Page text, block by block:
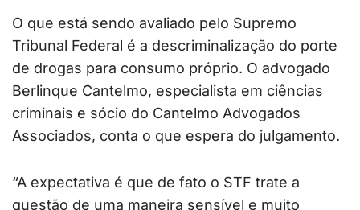
O que está sendo avaliado pelo Supremo
Tribunal Federal é a descriminalização do porte
de drogas para consumo próprio. O advogado
Berlinque Cantelmo, especialista em ciências
criminais e sócio do Cantelmo Advogados
Associados, conta o que espera do julgamento.
“A expectativa é que de fato o STF trate a
questão de uma maneira sensível e muito